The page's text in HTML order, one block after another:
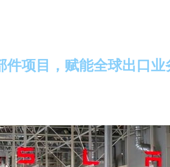
项目，赋能全球出口业